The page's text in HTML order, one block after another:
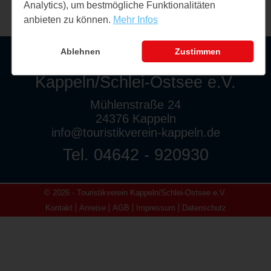
Touristikverein
Kappeln/Schlei-Ostsee e.V.
Mühlenstraße 24
24376 Kappeln
info@touristikverein-kappeln.de
Tel. 04642 - 920930
© 2026 - Touristikverein Kappeln/Schlei-Ostsee e.V.
Kontakt
Anreise AGB Impressum Datenschutz
Analytics), um bestmögliche Funktionalitäten
anbieten zu können. Mehr Infos
Ablehnen Zustimmen